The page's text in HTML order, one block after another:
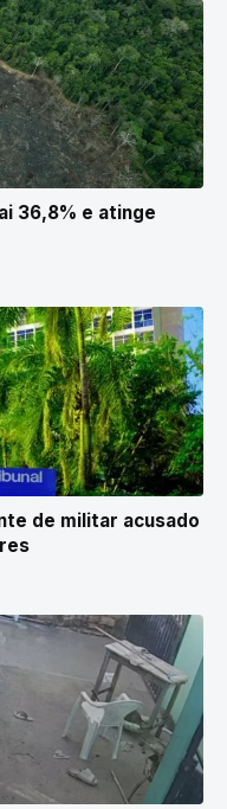
36,8% e atinge
de militar acusado